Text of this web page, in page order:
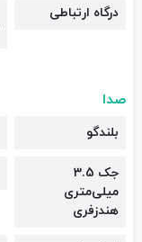
درگاه ارتباطی
صدا
بلندگو
جک 3.5
میلی‌متری
هندزفری